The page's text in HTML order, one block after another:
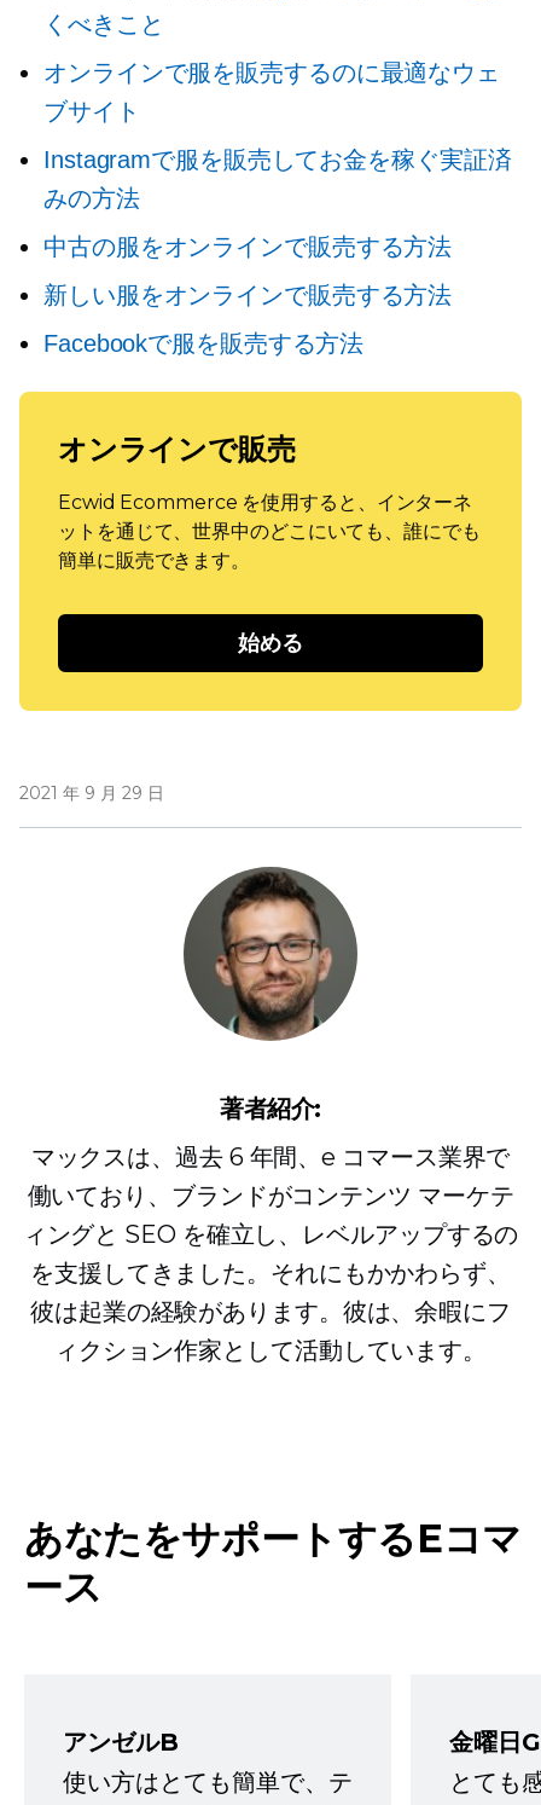
くべきこと
オンラインで服を販売するのに最適なウェ
ブサイト
Instagramで服を販売してお金を稼ぐ実証済
みの方法
中古の服をオンラインで販売する方法
新しい服をオンラインで販売する方法
Facebookで服を販売する方法
オンラインで販売
Ecwid Ecommerce を使用すると、インターネ
ットを通じて、世界中のどこにいても、誰にでも
簡単に販売できます。
始める
2021 年 9 月 29 日
著者紹介:
マックスは、過去 6 年間、e コマース業界で
働いており、ブランドがコンテンツ マーケテ
ィングと SEO を確立し、レベルアップするの
を支援してきました。それにもかかわらず、
彼は起業の経験があります。彼は、余暇にフ
ィクション作家として活動しています。
あなたをサポートするEコマ
ース
アンゼルB
使い方はとても簡単で、テ
金曜日G
とても